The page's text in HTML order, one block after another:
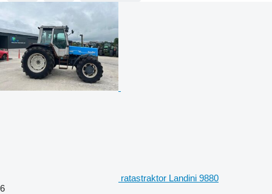
ratastraktor Landini 9880
6